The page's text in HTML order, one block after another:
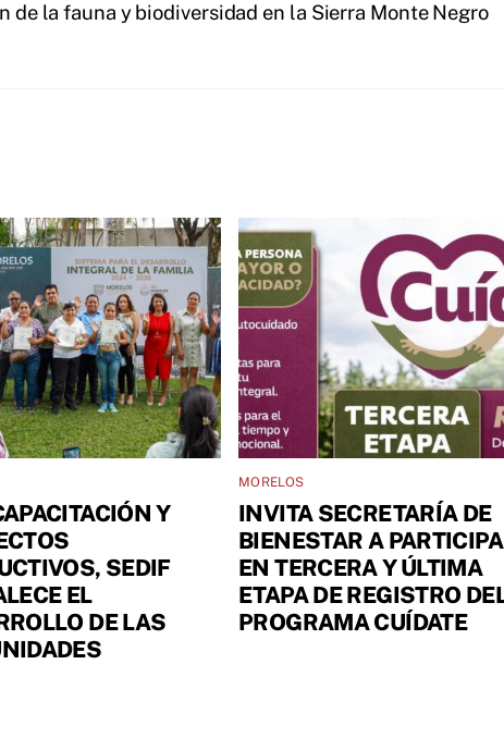
de la fauna y biodiversidad en la Sierra Monte Negro
Y
SEDIF
EL
DE LAS
MORELOS
INVITA SECRETARÍA DE
BIENESTAR A
EN TERCERA Y ÚLTIMA
ETAPA DE REGISTRO
PROGRAMA CUÍDATE